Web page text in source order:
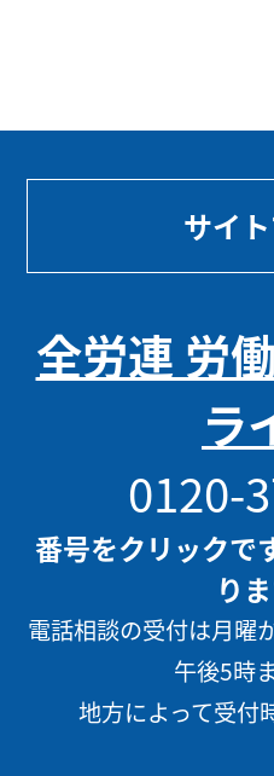
サイ
全労連 労
ラ
0120-
番号をクリックで
りま
電話相談の受付は月曜
午後5時
地方によって受付